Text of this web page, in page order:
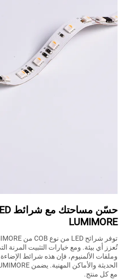
LUMIMORE
تُعزز أي بيئة. ومع خيارات التثبيت المرنة
مع كل منتج.